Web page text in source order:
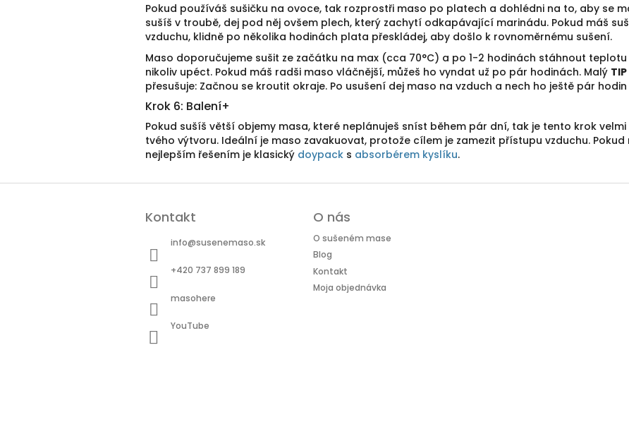
Pokud používáš sušičku na ovoce, tak rozprostři maso po platech a dohlédni na to, aby se
sušíš v troubě, dej pod něj ovšem plech, který zachytí odkapávající marinádu. Pokud máš
vzduchu, klidně po několika hodinách plata přeskládej, aby došlo k rovnoměrnému sušení.
Maso doporučujeme sušit ze začátku na max (cca 70°C) a po 1-2 hodinách stáhnout teplotu
nikoliv upéct. Pokud máš radši maso vláčnější, můžeš ho vyndat už po pár hodinách. Malý TIP
přesušuje: Začnou se kroutit okraje. Po usušení dej maso na vzduch a nech ho ještě pár hodin
Krok 6: Balení+
Pokud sušíš větší objemy masa, které neplánuješ sníst během pár dní, tak je tento krok
tvého výtvoru. Ideální je maso zavakuovat, protože cílem je zamezit přístupu vzduchu.
nejlepším řešením je klasický doypack s absorbérem kyslíku.
Z
Kontakt
info@susenemaso.sk
+420 737 899 189
masohere
YouTube
O nás
O sušeném mase
Blog
Kontakt
Moja objednávka